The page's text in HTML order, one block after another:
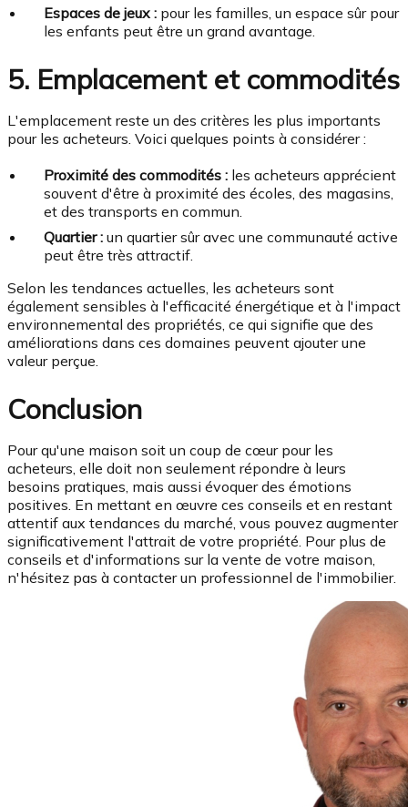
Espaces de jeux : pour les familles, un espace sûr pour
les enfants peut être un grand avantage.
5. Emplacement et commodités
L'emplacement reste un des critères les plus importants
pour les acheteurs. Voici quelques points à considérer :
Proximité des commodités : les acheteurs apprécient
souvent d'être à proximité des écoles, des magasins,
et des transports en commun.
Quartier : un quartier sûr avec une communauté active
peut être très attractif.
Selon les tendances actuelles, les acheteurs sont
également sensibles à l'efficacité énergétique et à l'impact
environnemental des propriétés, ce qui signifie que des
améliorations dans ces domaines peuvent ajouter une
valeur perçue.
Conclusion
Pour qu'une maison soit un coup de cœur pour les
acheteurs, elle doit non seulement répondre à leurs
besoins pratiques, mais aussi évoquer des émotions
positives. En mettant en œuvre ces conseils et en restant
attentif aux tendances du marché, vous pouvez augmenter
significativement l'attrait de votre propriété. Pour plus de
conseils et d'informations sur la vente de votre maison,
n'hésitez pas à contacter un professionnel de l'immobilier.